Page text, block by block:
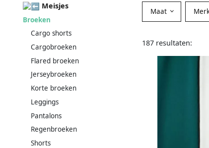
Meisjes
Broeken
Cargo shorts
Cargobroeken
Flared broeken
Jerseybroeken
Korte broeken
Leggings
Pantalons
Regenbroeken
Shorts
Maat
187 resultaten: